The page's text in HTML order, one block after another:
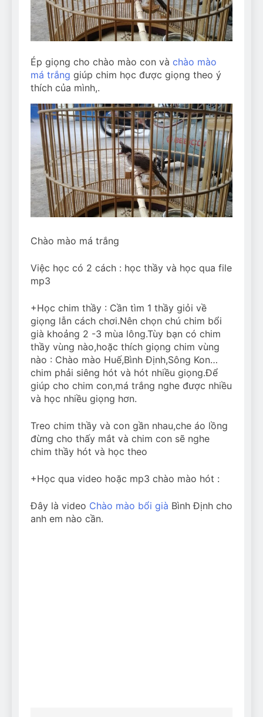
Can Bulldogs Play Fetch?
And How to Train Them!
7 Năm Ago
Groom My Bulldog
7 Năm Ago
Ép giọng cho chào mào con và chào mào
má trắng giúp chim học được giọng theo ý
thích của mình,.
Chào mào má trắng
Việc học có 2 cách : học thầy và học qua file
mp3
+Học chim thầy : Cần tìm 1 thầy giỏi về
giọng lẫn cách chơi.Nên chọn chú chim bổi
già khoảng 2 -3 mùa lông.Tùy bạn có chim
thầy vùng nào,hoặc thích giọng chim vùng
nào : Chào mào Huế,Bình Định,Sông Kon…
chim phải siêng hót và hót nhiều giọng.Để
giúp cho chim con,má trắng nghe được nhiều
và học nhiều giọng hơn.
Treo chim thầy và con gần nhau,che áo lồng
đừng cho thấy mắt và chim con sẽ nghe
chim thầy hót và học theo
+Học qua video hoặc mp3 chào mào hót :
Đây là video Chào mào bổi già Bình Định cho
anh em nào cần.